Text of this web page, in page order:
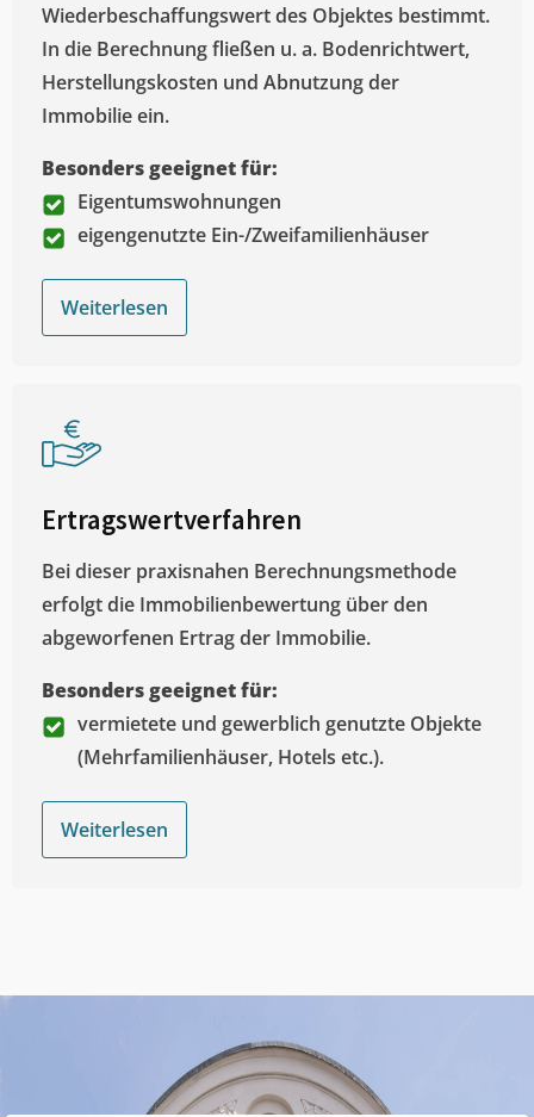
Wiederbeschaffungswert des Objektes bestimmt.
In die Berechnung fließen u. a. Bodenrichtwert,
Herstellungskosten und Abnutzung der
Immobilie ein.
Besonders geeignet für:
Eigentumswohnungen
eigengenutzte Ein-/Zweifamilienhäuser
Weiterlesen
Ertragswertverfahren
Bei dieser praxisnahen Berechnungsmethode
erfolgt die Immobilienbewertung über den
abgeworfenen Ertrag der Immobilie.
Besonders geeignet für:
vermietete und gewerblich genutzte Objekte
(Mehrfamilienhäuser, Hotels etc.).
Weiterlesen